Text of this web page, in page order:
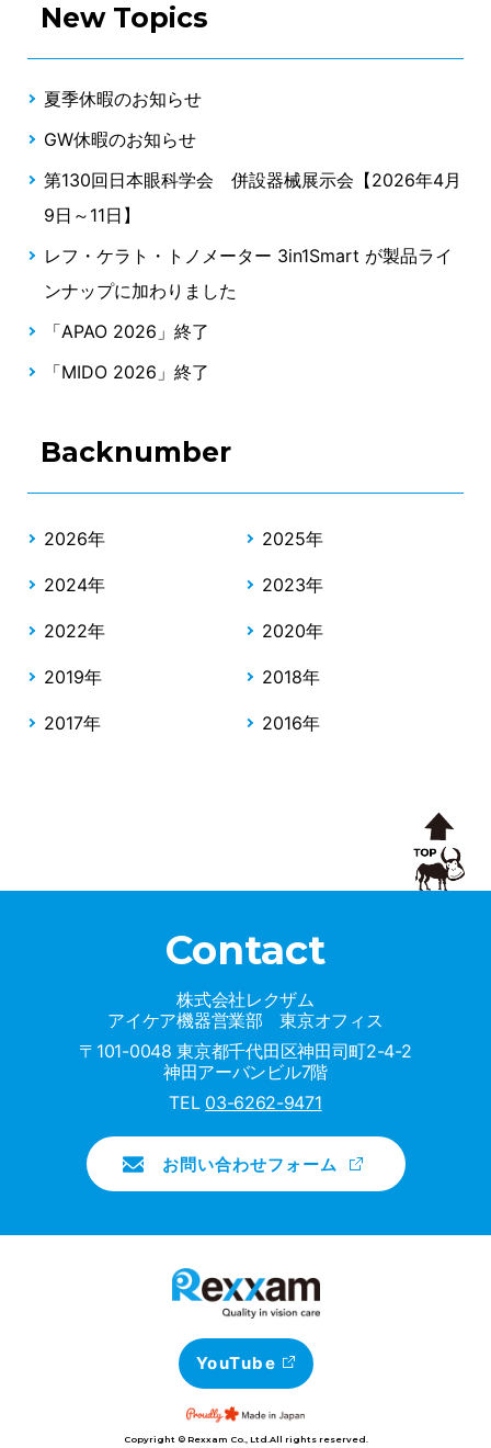
New Topics
夏季休暇のお知らせ
GW休暇のお知らせ
第130回日本眼科学会 併設器械展示会【2026年4月
9日～11日】
レフ・ケラト・トノメーター 3in1Smart が製品ライ
ンナップに加わりました
「APAO 2026」終了
「MIDO 2026」終了
Backnumber
2026年 2025年
2024年 2023年
2022年 2020年
2019年 2018年
2017年 2016年
Contact
株式会社レクザム
アイケア機器営業部 東京オフィス
〒101-0048 東京都千代田区神田司町2-4-2
神田アーバンビル7階
TEL 03-6262-9471
お問い合わせフォーム
YouTube
Copyright © Rexxam Co., Ltd.All rights reserved.